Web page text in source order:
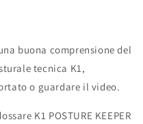
buona comprensione del
tecnica K1,
o guardare il video.
K1 POSTURE KEEPER